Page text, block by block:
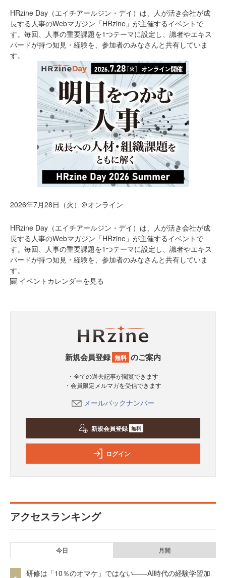
HRzine Day（エイチアールジン・デイ）は、人が活き会社が成
長する人事のWebマガジン「HRzine」が主催するイベントで
す。毎回、人事の重要課題を1つテーマに設定し、識者やエキス
パードが持つ知見・経験を、参加者のみなさんと共有していま
す。
2026年7月28日（火）＠オンライン
HRzine Day（エイチアールジン・デイ）は、人が活き会社が成
長する人事のWebマガジン「HRzine」が主催するイベントで
す。毎回、人事の重要課題を1つテーマに設定し、識者やエキス
パードが持つ知見・経験を、参加者のみなさんと共有していま
す。
イベントカレンダーを見る
新規会員登録 無料 のご案内
・全ての過去記事が閲覧できます
・会員限定メルマガを受信できます
メールバックナンバー
新規会員登録 無料
ログイン
アクセスランキング
今日 月間
研修は「10％のオマケ」ではない——AI時代の経験学習加